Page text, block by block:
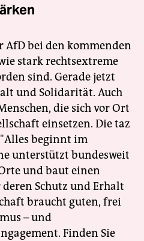
AfD bei den kommenden
stark rechtsextreme
sind. Gerade jetzt
und Solidarität. Auch
die sich vor Ort
einsetzen. Die taz
beginnt im
unterstützt bundesweit
und baut einen
Schutz und Erhalt
braucht guten, frei
– und
Finden Sie